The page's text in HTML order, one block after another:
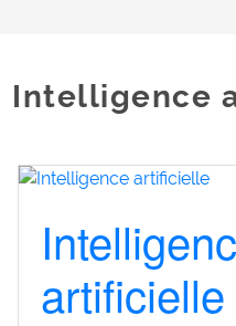
Intelligence
artificielle